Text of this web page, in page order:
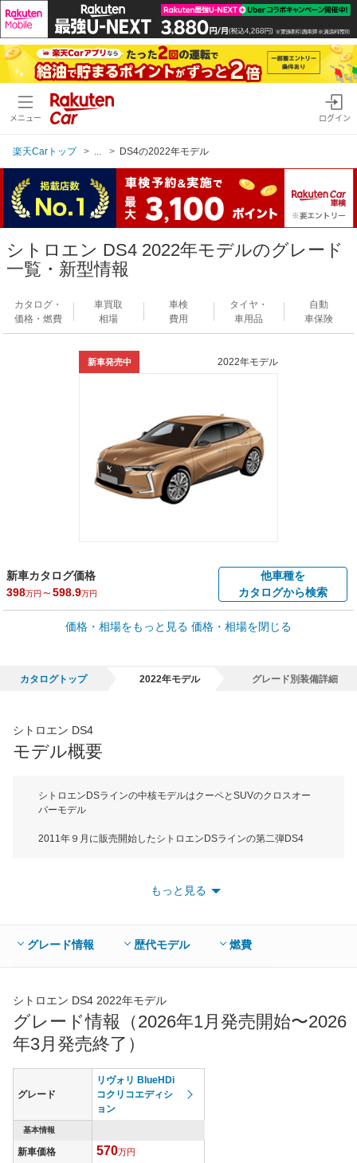
メニュー ログイン
楽天Carトップ DS4の2022年モデル
シトロエン DS4 2022年モデルのグレード
一覧・新型情報
カタログ・
価格・燃費
車買取
相場
車検
費用
タイヤ・
車用品
自動
車保険
新車発売中 2022年モデル
新車カタログ価格
398万円 ～598.9万円
他車種を
カタログから検索
車買取価格 *
車買取相場
*当該価格は車種別の価格となります。
価格・相場をもっと見る 価格・相場を閉じる
カタログトップ 2022年モデル グレード別装備詳細
シトロエン DS4
モデル概要
シトロエンDSラインの中核モデルはクーペとSUVのクロスオー
バーモデル
2011年９月に販売開始したシトロエンDSラインの第二弾DS4
ースのC4に比べて全長は－55mm、全幅は＋20mm、全高＋
置したり、リアウィンドウははめ殺しで開閉しないなどハンパじ
ゃない。エンジンは1.6L直4DOHC直噴ターボの１種類でミッシ
は162馬力とミッションによって最高出力が異なる。JC08モード
燃費は6MT車が12.9km/L、6EGSが11.7km/L、6ATが11.3km/L。
グレードはMT車のスポーツシックとEGS/ATのシックの２タイ
プ。売れ筋はバイエルン産の最高級牛革を素材としたクラブレザ
ーをオプションで選べるシックの6AT車。新車価格は309万円か
ら。
もっと見る
グレード情報 歴代モデル 燃費
シトロエン DS4 2022年モデル
グレード情報（2026年1月発売開始〜2026
年3月発売終了）
グレード
リヴォリ BlueHDi
コクリコエディシ
ョン
基本情報
新車価格 570万円